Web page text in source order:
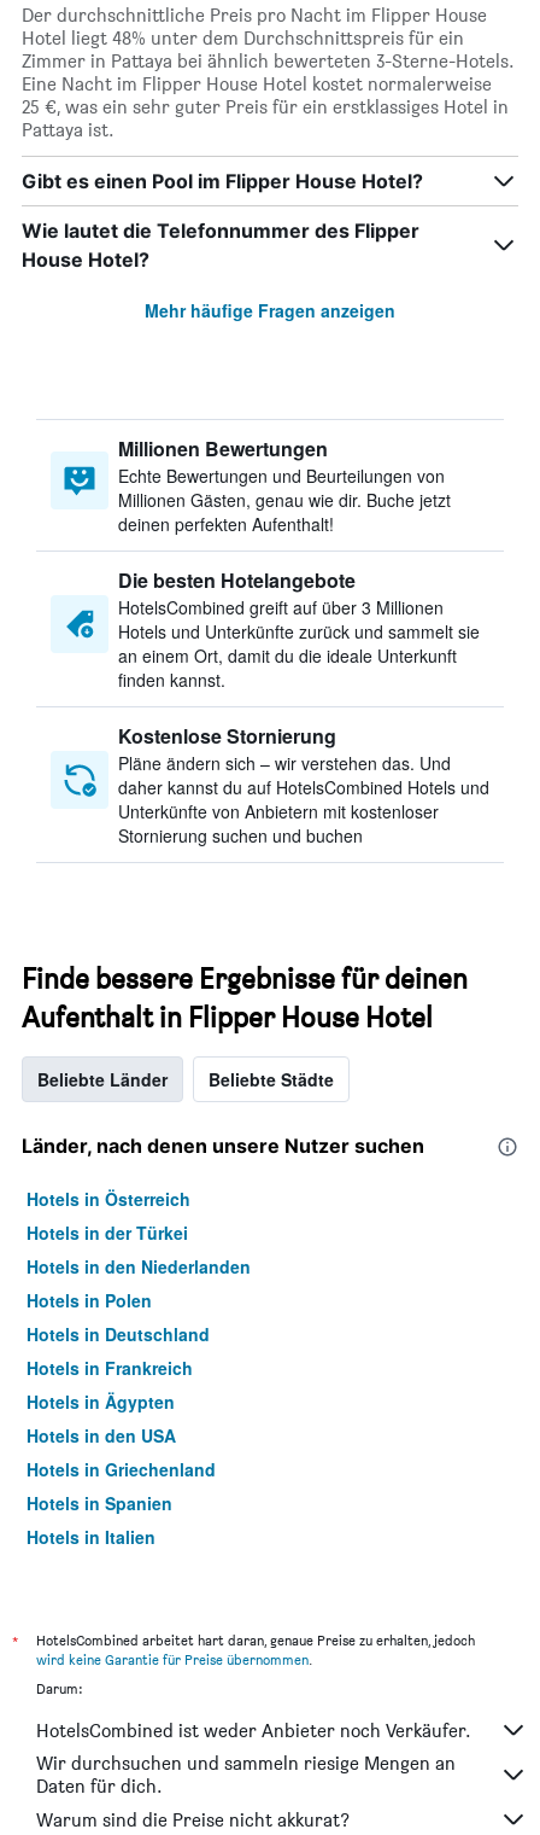
Der durchschnittliche Preis pro Nacht im Flipper House
Hotel liegt 48% unter dem Durchschnittspreis für ein
Zimmer in Pattaya bei ähnlich bewerteten 3-Sterne-Hotels.
Eine Nacht im Flipper House Hotel kostet normalerweise
25 €, was ein sehr guter Preis für ein erstklassiges Hotel in
Pattaya ist.
Gibt es einen Pool im Flipper House Hotel?
Wie lautet die Telefonnummer des Flipper
House Hotel?
Mehr häufige Fragen anzeigen
Millionen Bewertungen
Echte Bewertungen und Beurteilungen von
Millionen Gästen, genau wie dir. Buche jetzt
deinen perfekten Aufenthalt!
Die besten Hotelangebote
HotelsCombined greift auf über 3 Millionen
Hotels und Unterkünfte zurück und sammelt sie
an einem Ort, damit du die ideale Unterkunft
finden kannst.
Kostenlose Stornierung
Pläne ändern sich – wir verstehen das. Und
daher kannst du auf HotelsCombined Hotels und
Unterkünfte von Anbietern mit kostenloser
Stornierung suchen und buchen
Finde bessere Ergebnisse für deinen
Aufenthalt in Flipper House Hotel
Beliebte Länder Beliebte Städte
Länder, nach denen unsere Nutzer suchen
Hotels in Österreich
Hotels in der Türkei
Hotels in den Niederlanden
Hotels in Polen
Hotels in Deutschland
Hotels in Frankreich
Hotels in Ägypten
Hotels in den USA
Hotels in Griechenland
Hotels in Spanien
Hotels in Italien
*
HotelsCombined arbeitet hart daran, genaue Preise zu erhalten, jedoch
wird keine Garantie für Preise übernommen.
Darum:
HotelsCombined ist weder Anbieter noch Verkäufer.
Wir durchsuchen und sammeln riesige Mengen an
Daten für dich.
Warum sind die Preise nicht akkurat?